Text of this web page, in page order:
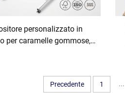
personalizzato in
per caramelle gommose,
snack, bustine di caramelle
e punti vendita al
Precedente 1 ...